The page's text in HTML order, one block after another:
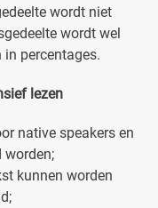
wordt niet
wordt wel
percentages.
lezen
native speakers en
worden;
kunnen worden